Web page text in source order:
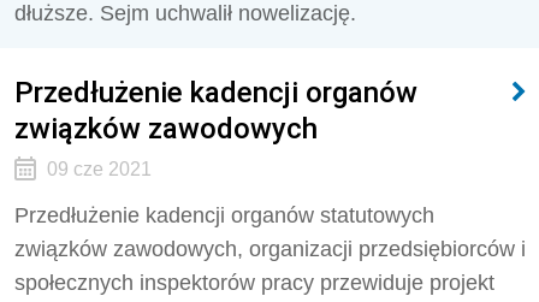
dłuższe. Sejm uchwalił nowelizację.
Przedłużenie kadencji organów
związków zawodowych
09 cze 2021
Przedłużenie kadencji organów statutowych
związków zawodowych, organizacji przedsiębiorców i
społecznych inspektorów pracy przewiduje projekt